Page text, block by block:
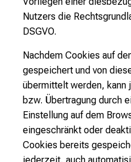
Nutzers die
DSGVO.
Nachdem Cookies auf
gespeichert und von
übermittelt werden, kann
bzw. Übertragung durch
Einstellung auf dem
eingeschränkt oder
Cookies bereits